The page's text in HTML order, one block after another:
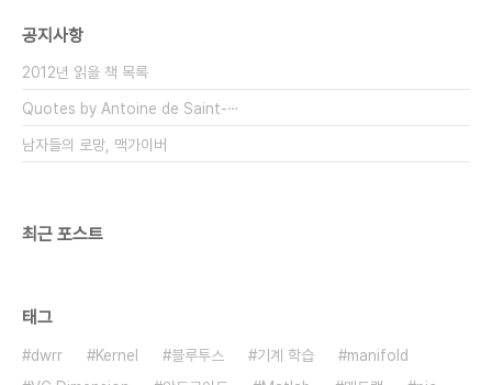
공지사항
2012년 읽을 책 목록
Quotes by Antoine de Saint-⋯
남자들의 로망, 맥가이버
최근 포스트
태그
dwrr Kernel 블루투스 기계 학습
manifold